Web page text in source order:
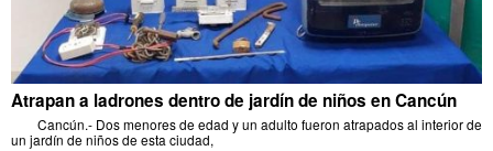
Atrapan a ladrones dentro de jardín de niños en Cancún
Cancún.- Dos menores de edad y un adulto fueron atrapados al interior de
un jardín de niños de esta ciudad,